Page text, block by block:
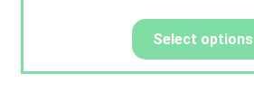
Select options